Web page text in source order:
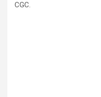
CGC.